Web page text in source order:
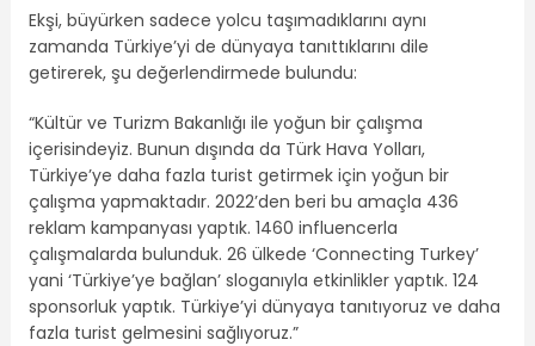
Ekşi, büyürken sadece yolcu taşımadıklarını aynı
zamanda Türkiye’yi de dünyaya tanıttıklarını dile
getirerek, şu değerlendirmede bulundu:
“Kültür ve Turizm Bakanlığı ile yoğun bir çalışma
içerisindeyiz. Bunun dışında da Türk Hava Yolları,
Türkiye’ye daha fazla turist getirmek için yoğun bir
çalışma yapmaktadır. 2022’den beri bu amaçla 436
reklam kampanyası yaptık. 1460 influencerla
çalışmalarda bulunduk. 26 ülkede ‘Connecting Turkey’
yani ‘Türkiye’ye bağlan’ sloganıyla etkinlikler yaptık. 124
sponsorluk yaptık. Türkiye’yi dünyaya tanıtıyoruz ve daha
fazla turist gelmesini sağlıyoruz.”